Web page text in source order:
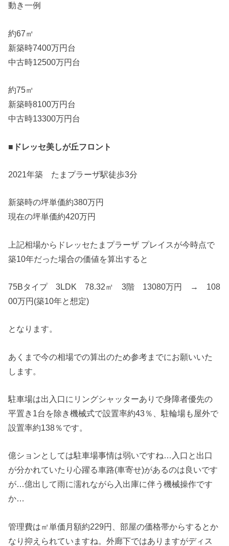
動き一例
約67㎡
新築時7400万円台
中古時12500万円台
約75㎡
新築時8100万円台
中古時13300万円台
■ドレッセ美しが丘フロント
2021年築 たまプラーザ駅徒歩3分
新築時の坪単価約380万円
現在の坪単価約420万円
上記相場からドレッセたまプラーザ プレイスが今時点で
築10年だった場合の価値を算出すると
75Bタイプ 3LDK 78.32㎡ 3階 13080万円 → 108
00万円(築10年と想定)
となります。
あくまで今の相場での算出のため参考までにお願いいた
します。
駐車場は出入口にリングシャッターありで身障者優先の
平置き1台を除き機械式で設置率約43％、駐輪場も屋外で
設置率約138％です。
億ションとしては駐車場事情は弱いですね…入口と出口
が分かれていたり心躍る車路(車寄せ)があるのは良いです
が…億出して雨に濡れながら入出庫に伴う機械操作です
か…
管理費は㎡単価月額約229円、部屋の価格帯からするとか
なり抑えられていますね。外廊下ではありますがディス